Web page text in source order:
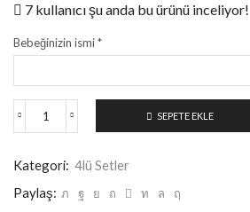
7 kullanıcı şu anda bu ürünü inceliyor!
Bebeğinizin ismi*
SEPETE EKLE
Kategori: 4lü Setler
Paylaş: